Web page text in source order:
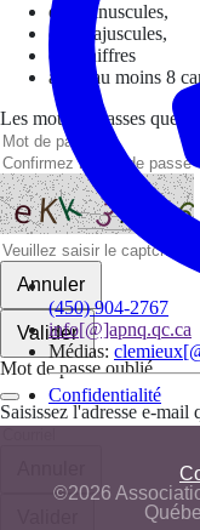
(450) 904-2767
info[@]apnq.qc.ca
Médias:
Confidentialité
©2026
des minuscules,
des majuscules,
des chiffres
avoir au moins 8
Les mots de passes que
Annuler
Valider
Mot de passe oublié
Saisissez l'adresse e-